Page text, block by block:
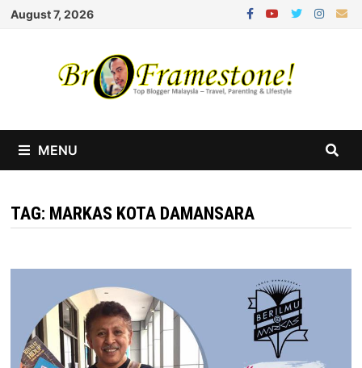
Skip
August 7, 2026
MENU
TAG: MARKAS KOTA DAMANSARA